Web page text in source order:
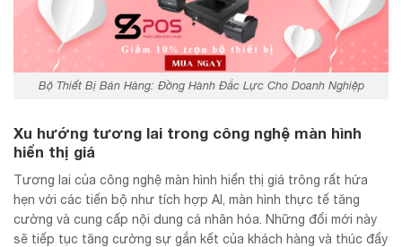
Bộ Thiết Bị Bán Hàng: Đồng Hành Đắc Lực Cho Doanh Nghiệp
Xu hướng tương lai trong công nghệ màn hình
hiển thị giá
Tương lai của công nghệ màn hình hiển thị giá trông rất hứa
hẹn với các tiến bộ như tích hợp AI, màn hình thực tế tăng
cường và cung cấp nội dung cá nhân hóa. Những đổi mới này
sẽ tiếp tục tăng cường sự gắn kết của khách hàng và thúc đẩy